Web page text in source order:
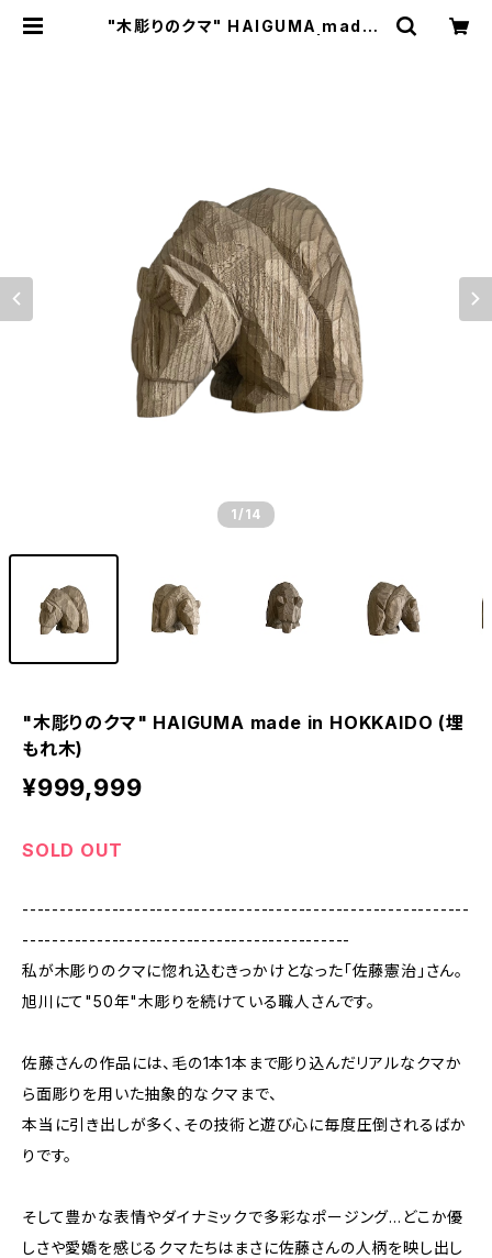
"木彫りのクマ" HAIGUMA made i
1 /14
"木彫りのクマ" HAIGUMA made in HOKKAIDO (埋
もれ木)
¥999,999
SOLD OUT
------------------------------------------------------------
--------------------------------------------
私が木彫りのクマに惚れ込むきっかけとなった「佐藤憲治」さん。
旭川にて"50年"木彫りを続けている職人さんです。
佐藤さんの作品には、毛の1本1本まで彫り込んだリアルなクマか
ら面彫りを用いた抽象的なクマまで、
本当に引き出しが多く、その技術と遊び心に毎度圧倒されるばか
りです。
そして豊かな表情やダイナミックで多彩なポージング…どこか優
しさや愛嬌を感じるクマたちはまさに佐藤さんの人柄を映し出し